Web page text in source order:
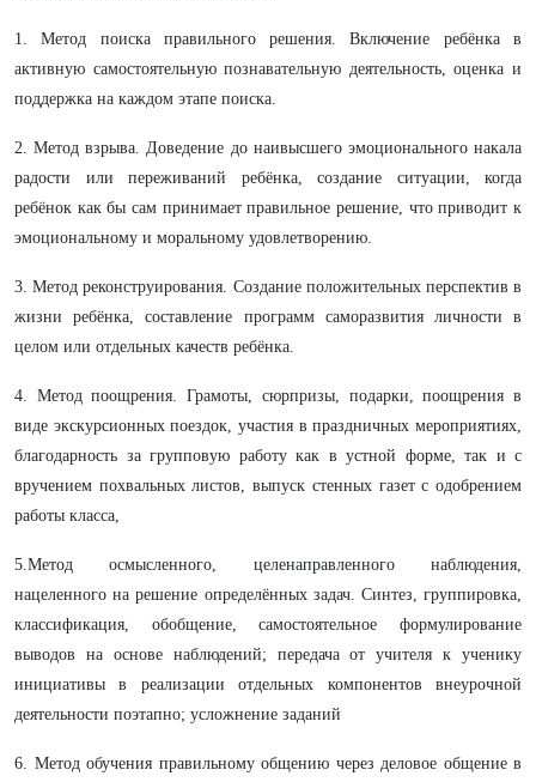
1. Метод поиска правильного решения. Включение ребёнка в
активную самостоятельную познавательную деятельность, оценка и
поддержка на каждом этапе поиска.
2. Метод взрыва. Доведение до наивысшего эмоционального накала
радости или переживаний ребёнка, создание ситуации, когда
ребёнок как бы сам принимает правильное решение, что приводит к
эмоциональному и моральному удовлетворению.
3. Метод реконструирования. Создание положительных перспектив в
жизни ребёнка, составление программ саморазвития личности в
целом или отдельных качеств ребёнка.
4. Метод поощрения. Грамоты, сюрпризы, подарки, поощрения в
виде экскурсионных поездок, участия в праздничных мероприятиях,
благодарность за групповую работу как в устной форме, так и с
вручением похвальных листов, выпуск стенных газет с одобрением
работы класса,
5.Метод осмысленного, целенаправленного наблюдения,
нацеленного на решение определённых задач. Синтез, группировка,
классификация, обобщение, самостоятельное формулирование
выводов на основе наблюдений; передача от учителя к ученику
инициативы в реализации отдельных компонентов внеурочной
деятельности поэтапно; усложнение заданий
6. Метод обучения правильному общению через деловое общение в